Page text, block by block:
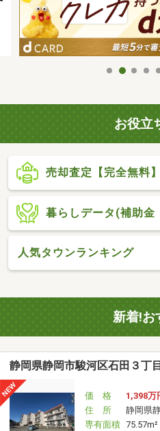
お役立
売却査定【完全無料】
暮らしデータ(補助金
人気タウンランキング
新着!お
静岡県静岡市駿河区石田３丁目
価 格
1,398万
住 所
静岡県
専有面積 75.57m²